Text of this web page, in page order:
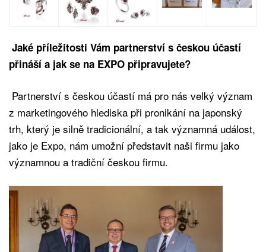
Jaké příležitosti Vám partnerství s českou účastí
přináší a jak se na EXPO připravujete?
Partnerství s českou účastí má pro nás velký význam
z marketingového hlediska při pronikání na japonský
trh, který je silně tradicionální, a tak významná událost,
jako je Expo, nám umožní představit naši firmu jako
významnou a tradiční českou firmu.